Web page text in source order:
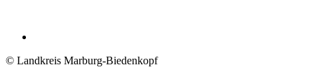
© Landkreis Marburg-Biedenkopf